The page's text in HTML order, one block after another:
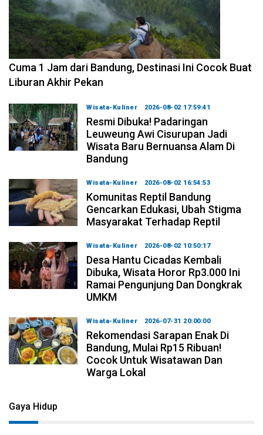
2026-08-07 15:00:00
Cuma 1 Jam dari Bandung, Destinasi Ini Cocok Buat
Liburan Akhir Pekan
Wisata-Kuliner 2026-08-02 17:59:41
Resmi Dibuka! Padaringan
Leuweung Awi Cisurupan Jadi
Wisata Baru Bernuansa Alam Di
Bandung
Wisata-Kuliner 2026-08-02 16:54:53
Komunitas Reptil Bandung
Gencarkan Edukasi, Ubah Stigma
Masyarakat Terhadap Reptil
Wisata-Kuliner 2026-08-02 10:50:17
Desa Hantu Cicadas Kembali
Dibuka, Wisata Horor Rp3.000 Ini
Ramai Pengunjung Dan Dongkrak
UMKM
Wisata-Kuliner 2026-07-31 20:00:00
Rekomendasi Sarapan Enak Di
Bandung, Mulai Rp15 Ribuan!
Cocok Untuk Wisatawan Dan
Warga Lokal
Gaya Hidup